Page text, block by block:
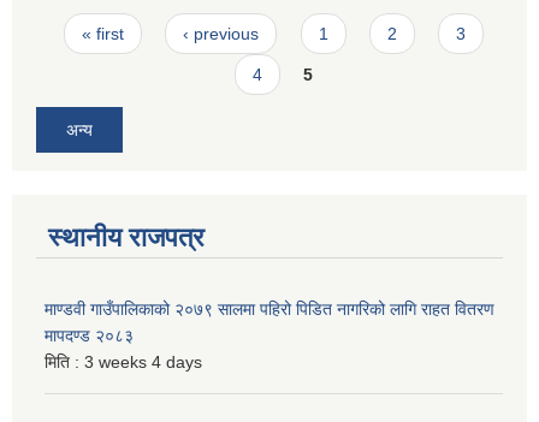
Pages
« first ‹ previous 1 2 3
4 5
अन्य
स्थानीय राजपत्र
माण्डवी गाउँपालिकाको २०७९ सालमा पहिरो पिडित नागरिको लागि राहत वितरण
मापदण्ड २०८३
मिति : 3 weeks 4 days